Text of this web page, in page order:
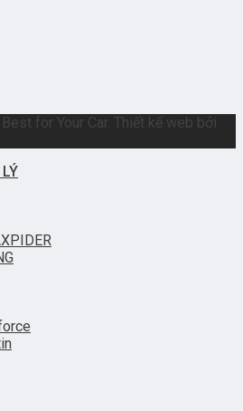
for Your Car. Thiết kế web bởi